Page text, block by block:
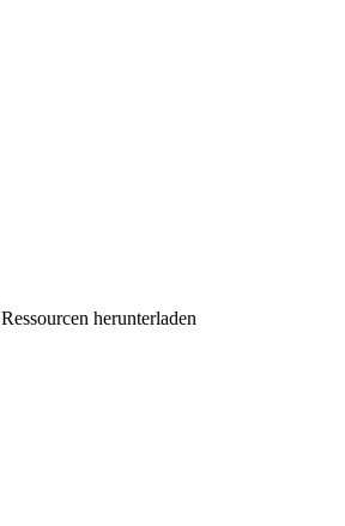
Ressourcen herunterladen